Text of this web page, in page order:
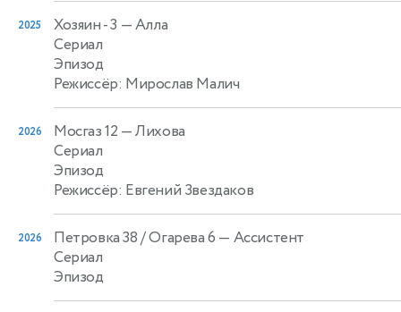
2025 Хозяин - 3 — Алла
Сериал
Эпизод
Режиссёр: Мирослав Малич
2026 Мосгаз 12 — Лихова
Сериал
Эпизод
Режиссёр: Евгений Звездаков
2026 Петровка 38 / Огарева 6 — Ассистент
Сериал
Эпизод